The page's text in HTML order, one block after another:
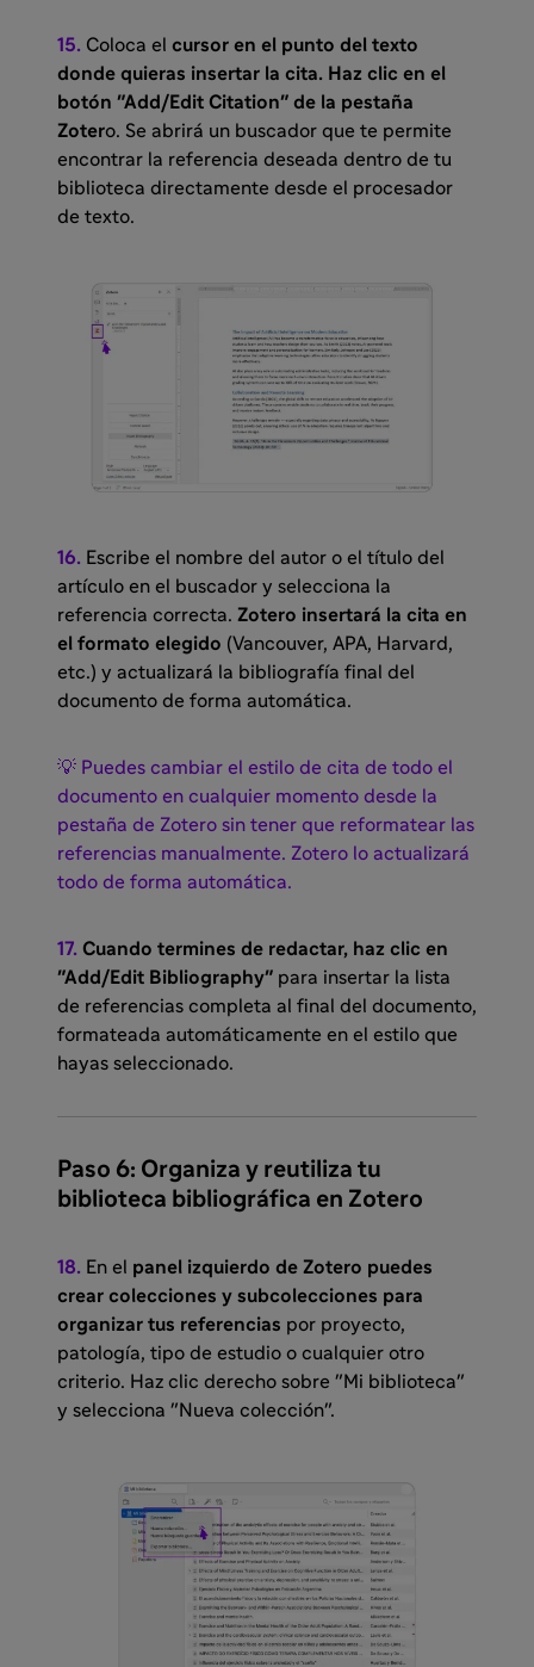
15. Coloca el cursor en el punto del texto
donde quieras insertar la cita. Haz clic en el
botón "Add/Edit Citation" de la pestaña
Zotero. Se abrirá un buscador que te permite
encontrar la referencia deseada dentro de tu
biblioteca directamente desde el procesador
de texto.
16. Escribe el nombre del autor o el título del
artículo en el buscador y selecciona la
referencia correcta. Zotero insertará la cita en
el formato elegido (Vancouver, APA, Harvard,
etc.) y actualizará la bibliografía final del
documento de forma automática.
💡 Puedes cambiar el estilo de cita de todo el
documento en cualquier momento desde la
pestaña de Zotero sin tener que reformatear las
referencias manualmente. Zotero lo actualizará
todo de forma automática.
17. Cuando termines de redactar, haz clic en
"Add/Edit Bibliography" para insertar la lista
de referencias completa al final del documento,
formateada automáticamente en el estilo que
hayas seleccionado.
Paso 6: Organiza y reutiliza tu
biblioteca bibliográfica en Zotero
18. En el panel izquierdo de Zotero puedes
crear colecciones y subcolecciones para
organizar tus referencias por proyecto,
patología, tipo de estudio o cualquier otro
criterio. Haz clic derecho sobre "Mi biblioteca"
y selecciona "Nueva colección".